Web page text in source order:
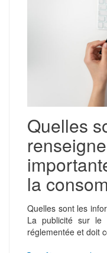
Quelles
la
Quelles sont les
La publicité sur le
réglementée et doit